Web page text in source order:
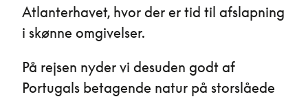
Atlanterhavet, hvor der er tid til afslapning
i skønne omgivelser.
På rejsen nyder vi desuden godt af
Portugals betagende natur på storslåede